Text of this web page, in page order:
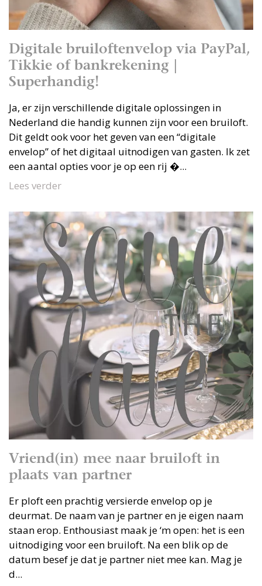
Digitale bruiloftenvelop via PayPal,
Tikkie of bankrekening |
Superhandig!
Ja, er zijn verschillende digitale oplossingen in
Nederland die handig kunnen zijn voor een bruiloft.
Dit geldt ook voor het geven van een “digitale
envelop” of het digitaal uitnodigen van gasten. Ik zet
een aantal opties voor je op een rij �...
Lees verder
Vriend(in) mee naar bruiloft in
plaats van partner
Er ploft een prachtig versierde envelop op je
deurmat. De naam van je partner en je eigen naam
staan erop. Enthousiast maak je ‘m open: het is een
uitnodiging voor een bruiloft. Na een blik op de
datum besef je dat je partner niet mee kan. Mag je
d...